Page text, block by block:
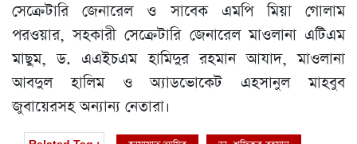
সেক্রেটারি জেনারেল ও সাবেক এমপি মিয়া গোলাম
পরওয়ার, সহকারী সেক্রেটারি জেনারেল মাওলানা এটিএম
মাছুম, ড. এএইচএম হামিদুর রহমান আযাদ, মাওলানা
আবদুল হালিম ও অ্যাডভোকেট এহসানুল মাহবুব
জুবায়েরসহ অন্যান্য নেতারা।